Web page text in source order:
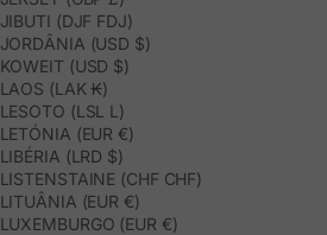
JIBUTI (DJF FDJ)
JORDÂNIA (USD $)
KOWEIT (USD $)
LAOS (LAK ₭)
LESOTO (LSL L)
LETÓNIA (EUR €)
LIBÉRIA (LRD $)
LISTENSTAINE (CHF CHF)
LITUÂNIA (EUR €)
LUXEMBURGO (EUR €)